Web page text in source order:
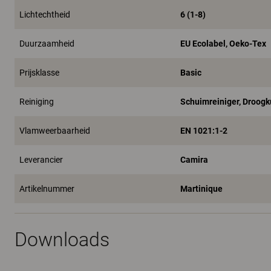
Lichtechtheid 6 (1-8)
Duurzaamheid EU Ecolabel, Oeko-Tex
Prijsklasse Basic
Reiniging Schuimreiniger,
Vlamweerbaarheid EN 1021:1-2
Leverancier Camira
Artikelnummer Martinique
Downloads